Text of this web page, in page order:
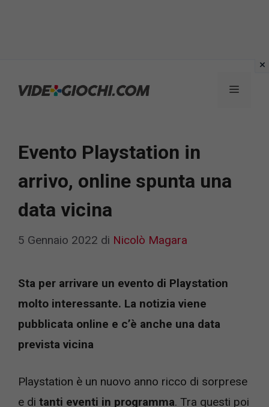
Menu
Evento Playstation in
arrivo, online spunta una
data vicina
5 Gennaio 2022 di Nicolò Magara
Sta per arrivare un evento di Playstation
molto interessante. La notizia viene
pubblicata online e c’è anche una data
prevista vicina
Playstation è un nuovo anno ricco di sorprese
e di tanti eventi in programma. Tra questi poi